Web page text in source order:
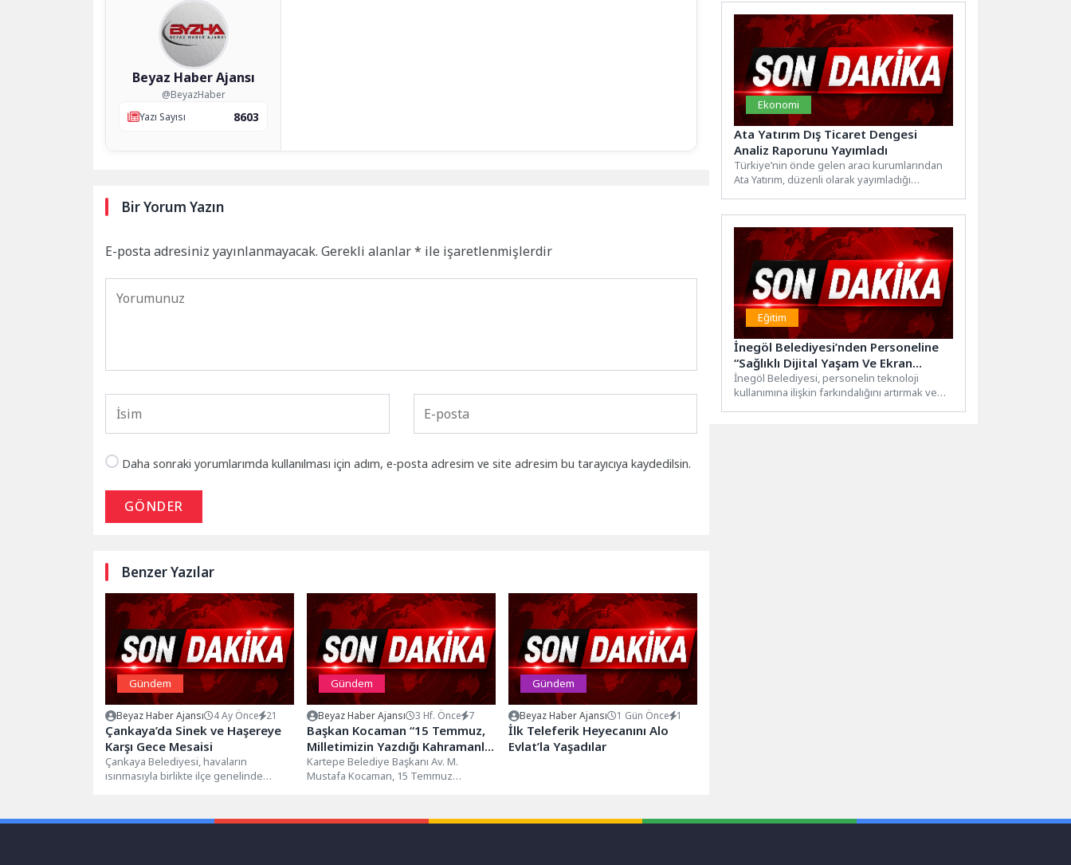
Beyaz Haber Ajansı
@BeyazHaber
Yazı Sayısı
8603
Bir Yorum Yazın
E-posta adresiniz yayınlanmayacak. Gerekli alanlar* ile işaretlenmişlerdir
Daha sonraki yorumlarımda kullanılması için adım, e-posta adresim ve site adresim bu tarayıcıya kaydedilsin.
GÖNDER
Benzer Yazılar
Gündem
Beyaz Haber Ajansı 4 Ay Önce 21
Çankaya’da Sinek ve Haşereye
Karşı Gece Mesaisi
Çankaya Belediyesi, havaların
ısınmasıyla birlikte ilçe genelinde
başlatılan çalışmalarda gece
Gündem
Beyaz Haber Ajansı 3 Hf. Önce 7
Başkan Kocaman “15 Temmuz,
Milletimizin Yazdığı Kahramanlık
Destanıdır”
Kartepe Belediye Başkanı Av. M.
Mustafa Kocaman, 15 Temmuz
Gündem
Beyaz Haber Ajansı 1 Gün Önce 1
İlk Teleferik Heyecanını Alo
Evlat’la Yaşadılar
Ekonomi
Ata Yatırım Dış Ticaret Dengesi
Analiz Raporunu Yayımladı
Türkiye’nin önde gelen aracı kurumlarından
Ata Yatırım, düzenli olarak yayımladığı
Eğitim
İnegöl Belediyesi’nden Personeline
“Sağlıklı Dijital Yaşam Ve Ekran
Kullanımı Yönetimi” Eğitimi
İnegöl Belediyesi, personelin teknoloji
kullanımına ilişkin farkındalığını artırmak ve